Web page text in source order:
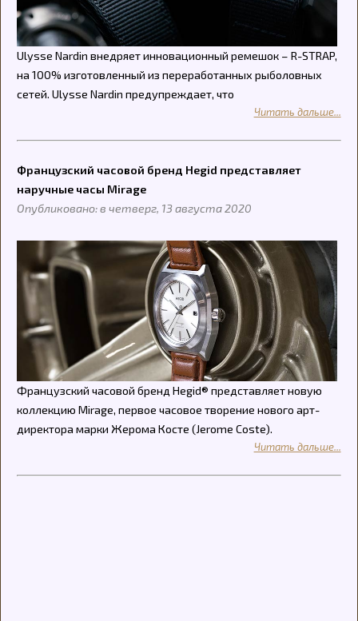
Ulysse Nardin внедряет инновационный ремешок – R-STRAP,
на 100% изготовленный из переработанных рыболовных
сетей. Ulysse Nardin предупреждает, что
Читать дальше...
Французский часовой бренд Hegid представляет
наручные часы Mirage
Опубликовано: в четверг, 13 августа 2020
Французский часовой бренд Hegid® представляет новую
коллекцию Mirage, первое часовое творение нового арт-
директора марки Жерома Косте (Jerome Coste).
Читать дальше...